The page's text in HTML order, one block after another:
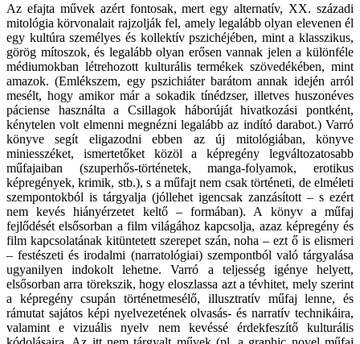
Az efajta művek azért fontosak, mert egy alternatív, XX. századi
mitológia körvonalait rajzolják fel, amely legalább olyan elevenen él
egy kultúra személyes és kollektív pszichéjében, mint a klasszikus,
görög mítoszok, és legalább olyan erősen vannak jelen a különféle
médiumokban létrehozott kulturális termékek szövedékében, mint
amazok. (Emlékszem, egy pszichiáter barátom annak idején arról
mesélt, hogy amikor már a sokadik tínédzser, illetves huszonéves
páciense használta a Csillagok háborúját hivatkozási pontként,
kénytelen volt elmenni megnézni legalább az indító darabot.) Varró
könyve segít eligazodni ebben az új mitológiában, könyve
miniesszéket, ismertetőket közöl a képregény legváltozatosabb
műfajaiban (szuperhős-történetek, manga-folyamok, erotikus
képregények, krimik, stb.), s a műfajt nem csak történeti, de elméleti
szempontokból is tárgyalja (jóllehet igencsak zanzásított – s ezért
nem kevés hiányérzetet keltő – formában). A könyv a műfaj
fejlődését elsősorban a film világához kapcsolja, azaz képregény és
film kapcsolatának kitüntetett szerepet szán, noha – ezt ő is elismeri
– festészeti és irodalmi (narratológiai) szempontból való tárgyalása
ugyanilyen indokolt lehetne. Varró a teljesség igénye helyett,
elsősorban arra törekszik, hogy eloszlassa azt a tévhitet, mely szerint
a képregény csupán történetmesélő, illusztratív műfaj lenne, és
rámutat sajátos képi nyelvezetének olvasás- és narratív technikáira,
valamint e vizuális nyelv nem kevéssé érdekfeszítő kulturális